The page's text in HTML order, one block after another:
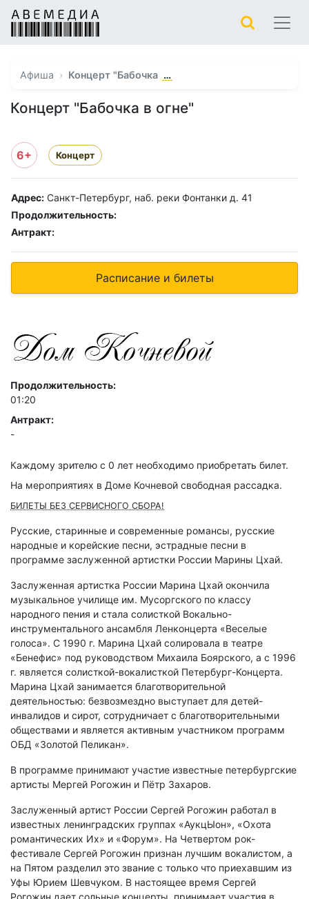
Афиша Концерт "Бабочка …
Концерт "Бабочка в огне"
6+ Концерт
Адрес: Санкт-Петербург, наб. реки Фонтанки д. 41
Продолжительность:
Антракт:
Расписание и билеты
Продолжительность:
01:20
Антракт:
-
Каждому зрителю c 0 лет необходимо приобретать билет.
На мероприятиях в Доме Кочневой свободная рассадка.
БИЛЕТЫ БЕЗ СЕРВИСНОГО СБОРА!
Русские, старинные и современные романсы, русские
народные и корейские песни, эстрадные песни в
программе заслуженной артистки России Марины Цхай.
Заслуженная артистка России Марина Цхай окончила
музыкальное училище им. Мусоргского по классу
народного пения и стала солисткой Вокально-
инструментального ансамбля Ленконцерта «Веселые
голоса». С 1990 г. Марина Цхай солировала в театре
«Бенефис» под руководством Михаила Боярского, а с 1996
г. является солисткой-вокалисткой Петербург-Концерта.
Марина Цхай занимается благотворительной
деятельностью: безвозмездно выступает для детей-
инвалидов и сирот, сотрудничает с благотворительными
обществами и является активным участником программ
ОБД «Золотой Пеликан».
В программе принимают участие известные петербургские
артисты Мергей Рогожин и Пётр Захаров.
Заслуженный артист России Сергей Рогожин работал в
известных ленинградских группах «АукцЫон», «Охота
романтических Их» и «Форум». На Четвертом рок-
фестивале Сергей Рогожин признан лучшим вокалистом, а
на Пятом разделил это звание с только что приехавшим из
Уфы Юрием Шевчуком. В настоящее время Сергей